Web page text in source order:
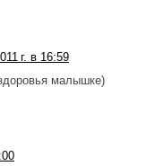
г. в 16:59
малышке)